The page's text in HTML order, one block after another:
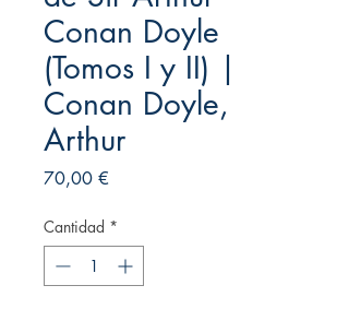
Conan Doyle
(Tomos I y II) |
Conan Doyle,
Arthur
70,00 €
Cantidad *